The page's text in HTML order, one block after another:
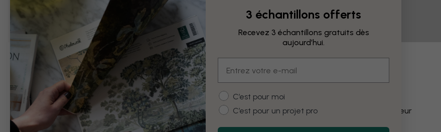
En cliquant sur ”Envoyer”, j'accepte les
Conditions d'utilisation de Photowall
confirme les avoir lues.
Exemples de modifications
Noir et blanc Modifier la couleur
3 échantillons offerts
Recevez 3 échantillons gratuits dès
aujourd’hui.
Customer type
C’est pour moi
C’est pour un projet pro